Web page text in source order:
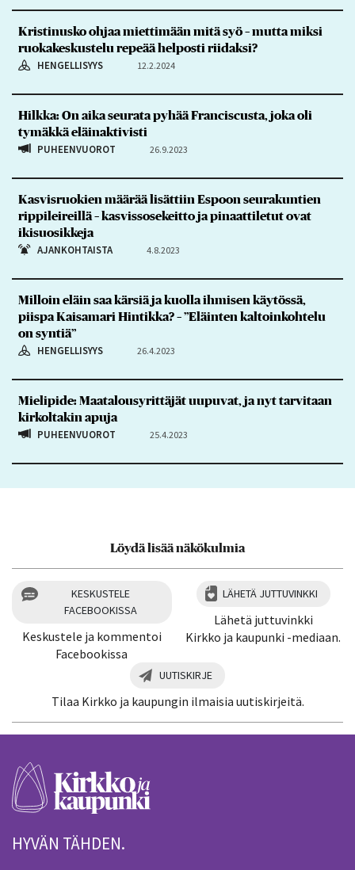
Kristinusko ohjaa miettimään mitä syö – mutta miksi
ruokakeskustelu repeää helposti riidaksi?
HENGELLISYYS 12.2.2024
Hilkka: On aika seurata pyhää Franciscusta, joka oli
tymäkkä eläinaktivisti
PUHEENVUOROT 26.9.2023
Kasvisruokien määrää lisättiin Espoon seurakuntien
rippileireillä – kasvissosekeitto ja pinaattiletut ovat
ikisuosikkeja
AJANKOHTAISTA 4.8.2023
Milloin eläin saa kärsiä ja kuolla ihmisen käytössä,
piispa Kaisamari Hintikka? – ”Eläinten kaltoinkohtelu
on syntiä”
HENGELLISYYS 26.4.2023
Mielipide: Maatalousyrittäjät uupuvat, ja nyt tarvitaan
kirkoltakin apuja
PUHEENVUOROT 25.4.2023
Löydä lisää näkökulmia
KESKUSTELE
FACEBOOKISSA
Keskustele ja kommentoi
Facebookissa
LÄHETÄ JUTTUVINKKI
Lähetä juttuvinkki
Kirkko ja kaupunki -mediaan.
UUTISKIRJE
Tilaa Kirkko ja kaupungin ilmaisia uutiskirjeitä.
HYVÄN TÄHDEN.